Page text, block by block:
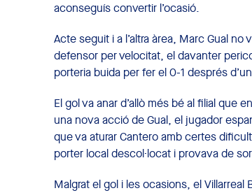
aconseguís convertir l’ocasió.
Acte seguit i a l’altra àrea, Marc Gual
defensor per velocitat, el davanter
porteria buida per fer el 0-1 després
El gol va anar d’allò més bé al filial que
una nova acció de Gual, el jugador
que va aturar Cantero amb certes
porter local descol·locat i provava de
Malgrat el gol i les ocasions, el Villarreal